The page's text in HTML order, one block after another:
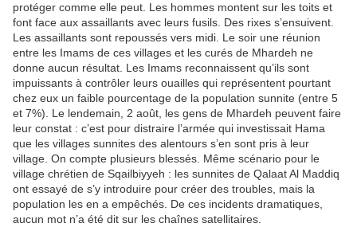
protéger comme elle peut. Les hommes montent sur les toits et
font face aux assaillants avec leurs fusils. Des rixes s’ensuivent.
Les assaillants sont repoussés vers midi. Le soir une réunion
entre les Imams de ces villages et les curés de Mhardeh ne
donne aucun résultat. Les Imams reconnaissent qu’ils sont
impuissants à contrôler leurs ouailles qui représentent pourtant
chez eux un faible pourcentage de la population sunnite (entre 5
et 7%). Le lendemain, 2 août, les gens de Mhardeh peuvent faire
leur constat : c’est pour distraire l’armée qui investissait Hama
que les villages sunnites des alentours s’en sont pris à leur
village. On compte plusieurs blessés. Même scénario pour le
village chrétien de Sqailbiyyeh : les sunnites de Qalaat Al Maddiq
ont essayé de s’y introduire pour créer des troubles, mais la
population les en a empêchés. De ces incidents dramatiques,
aucun mot n’a été dit sur les chaînes satellitaires.